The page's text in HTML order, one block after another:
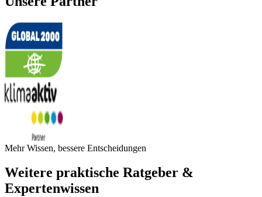
Mehr Wissen, bessere Entscheidungen
Weitere praktische Ratgeber &
Expertenwissen